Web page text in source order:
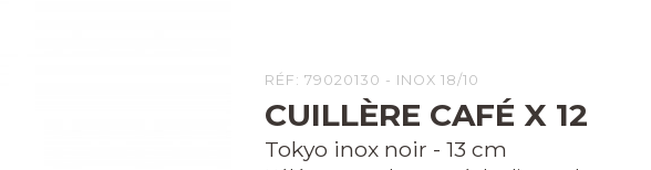
RÉF: 79020130 - INOX 18/10
CUILLÈRE CAFÉ X 12
Tokyo inox noir - 13 cm